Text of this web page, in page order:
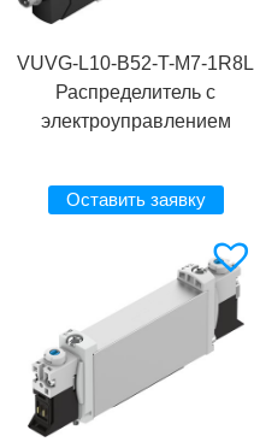
VUVG-L10-B52-T-M7-1R8L
Распределитель с
электроуправлением
Оставить заявку